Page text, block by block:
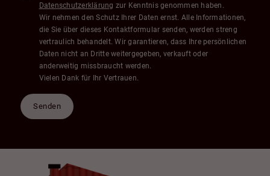
Datenschutzerklärung zur Kenntnis genommen haben.
Wir nehmen den Schutz Ihrer Daten ernst. Alle Informationen,
die Sie über dieses Kontaktformular senden, werden streng
vertraulich behandelt. Wir garantieren, dass Ihre persönlichen
Daten nicht an Dritte weitergegeben, verkauft oder
anderweitig missbraucht werden.
Vielen Dank für Ihr Vertrauen.
Senden